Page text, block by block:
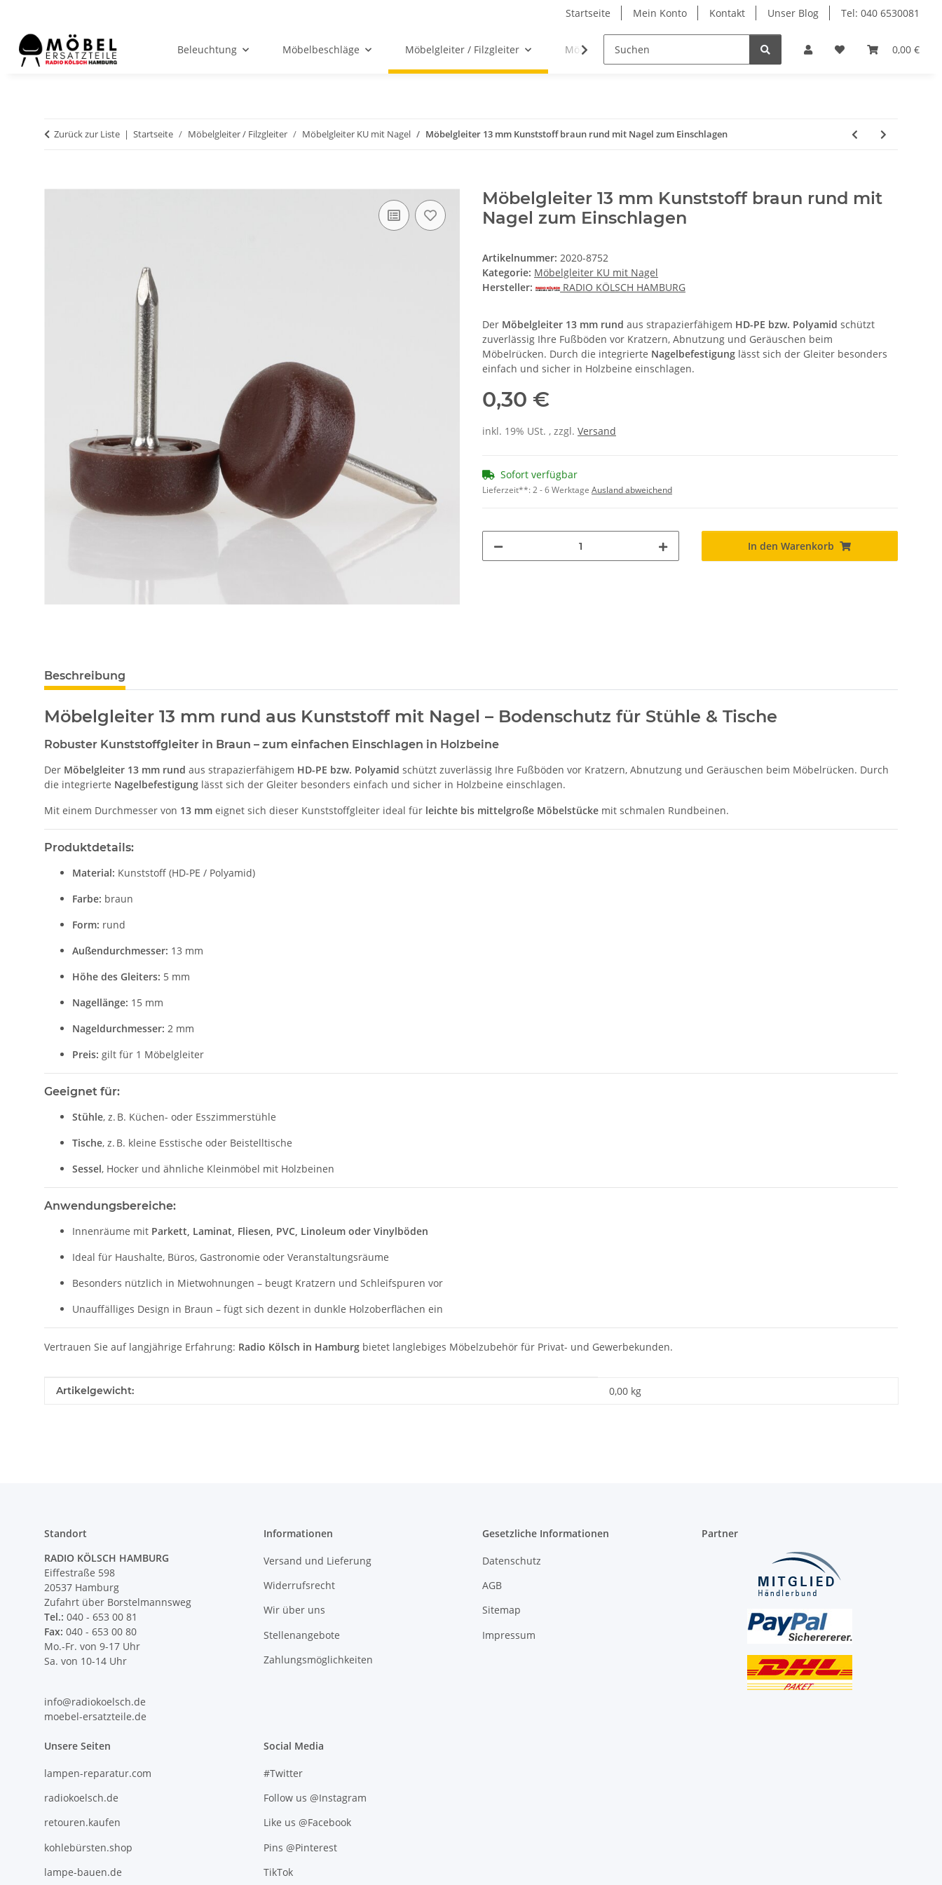
Startseite Mein Konto Kontakt Unser Blog Tel: 040 6530081
0,00 €
Beleuchtung Möbelbeschläge Möbelgleiter / Filzgleiter Möbelgriffe Regalbodenträger
Zurück zur Liste Startseite Möbelgleiter / Filzgleiter Möbelgleiter KU mit Nagel Möbelgleiter 13 mm Kunststoff braun rund mit Nagel zum Einschlagen
Möbelgleiter 13 mm Kunststoff braun rund mit
Nagel zum Einschlagen
Artikelnummer: 2020-8752
Kategorie: Möbelgleiter KU mit Nagel
Hersteller:
RADIO KÖLSCH HAMBURG
Der Möbelgleiter 13 mm rund aus strapazierfähigem HD-PE bzw. Polyamid schützt
zuverlässig Ihre Fußböden vor Kratzern, Abnutzung und Geräuschen beim
Möbelrücken. Durch die integrierte Nagelbefestigung lässt sich der Gleiter besonders
einfach und sicher in Holzbeine einschlagen.
0,30 €
inkl. 19% USt. , zzgl. Versand
Sofort verfügbar
Lieferzeit**:2 - 6 Werktage Ausland abweichend
In den Warenkorb
Beschreibung
Möbelgleiter 13 mm rund aus Kunststoff mit Nagel – Bodenschutz für Stühle & Tische
Robuster Kunststoffgleiter in Braun – zum einfachen Einschlagen in Holzbeine
Der Möbelgleiter 13 mm rund aus strapazierfähigem HD-PE bzw. Polyamid schützt zuverlässig Ihre Fußböden vor Kratzern, Abnutzung und Geräuschen beim Möbelrücken. Durch
die integrierte Nagelbefestigung lässt sich der Gleiter besonders einfach und sicher in Holzbeine einschlagen.
Mit einem Durchmesser von 13 mm eignet sich dieser Kunststoffgleiter ideal für leichte bis mittelgroße Möbelstücke mit schmalen Rundbeinen.
Produktdetails:
Material: Kunststoff (HD-PE / Polyamid)
Farbe: braun
Form: rund
Außendurchmesser: 13 mm
Höhe des Gleiters: 5 mm
Nagellänge: 15 mm
Nageldurchmesser: 2 mm
Preis: gilt für 1 Möbelgleiter
Geeignet für:
Stühle, z. B. Küchen- oder Esszimmerstühle
Tische, z. B. kleine Esstische oder Beistelltische
Sessel, Hocker und ähnliche Kleinmöbel mit Holzbeinen
Anwendungsbereiche:
Innenräume mit Parkett, Laminat, Fliesen, PVC, Linoleum oder Vinylböden
Ideal für Haushalte, Büros, Gastronomie oder Veranstaltungsräume
Besonders nützlich in Mietwohnungen – beugt Kratzern und Schleifspuren vor
Unauffälliges Design in Braun – fügt sich dezent in dunkle Holzoberflächen ein
Vertrauen Sie auf langjährige Erfahrung: Radio Kölsch in Hamburg bietet langlebiges Möbelzubehör für Privat- und Gewerbekunden.
Produkteigenschaft
Wert
Artikelgewicht: 0,00 kg
Standort
RADIO KÖLSCH HAMBURG
Eiffestraße 598
20537 Hamburg
Zufahrt über Borstelmannsweg
Tel.: 040 - 653 00 81
Fax: 040 - 653 00 80
Mo.-Fr. von 9-17 Uhr
Sa. von 10-14 Uhr
info@radiokoelsch.de
moebel-ersatzteile.de
Informationen
Versand und Lieferung
Widerrufsrecht
Wir über uns
Stellenangebote
Zahlungsmöglichkeiten
Gesetzliche Informationen
Datenschutz
AGB
Sitemap
Impressum
Partner
Unsere Seiten
lampen-reparatur.com
radiokoelsch.de
retouren.kaufen
kohlebürsten.shop
lampe-bauen.de
Social Media
#Twitter
Follow us @Instagram
Like us @Facebook
Pins @Pinterest
TikTok